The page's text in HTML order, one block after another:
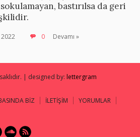
bastırılsa da geri
0 Devamı »
| designed by: lettergram
BİZ İLETİŞİM
YORUMLAR